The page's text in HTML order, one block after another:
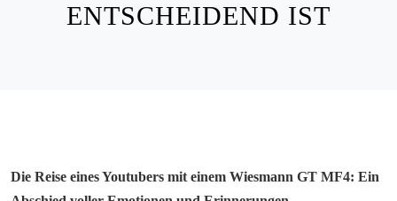
ENTSCHEIDEND IST
Die Reise eines Youtubers mit einem Wiesmann GT MF4: Ein